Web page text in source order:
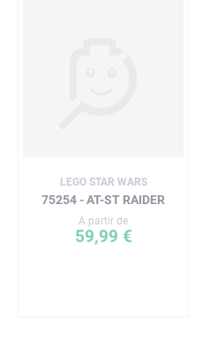
LEGO STAR WARS
75254 - AT-ST RAIDER
A partir de
59,99 €